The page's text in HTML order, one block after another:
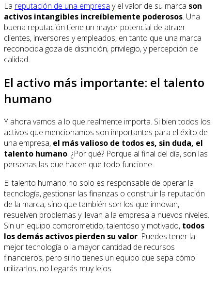
La reputación de una empresa y el valor de su marca son
activos intangibles increíblemente poderosos. Una
buena reputación tiene un mayor potencial de atraer
clientes, inversores y empleados, en tanto que una marca
reconocida goza de distinción, privilegio, y percepción de
calidad.
El activo más importante: el talento
humano
Y ahora vamos a lo que realmente importa. Si bien todos los
activos que mencionamos son importantes para el éxito de
una empresa, el más valioso de todos es, sin duda, el
talento humano. ¿Por qué? Porque al final del día, son las
personas las que hacen que todo funcione.
El talento humano no solo es responsable de operar la
tecnología, gestionar las finanzas o construir la reputación
de la marca, sino que también son los que innovan,
resuelven problemas y llevan a la empresa a nuevos niveles.
Sin un equipo comprometido, talentoso y motivado, todos
los demás activos pierden su valor. Puedes tener la
mejor tecnología o la mayor cantidad de recursos
financieros, pero si no tienes un equipo que sepa cómo
utilizarlos, no llegarás muy lejos.